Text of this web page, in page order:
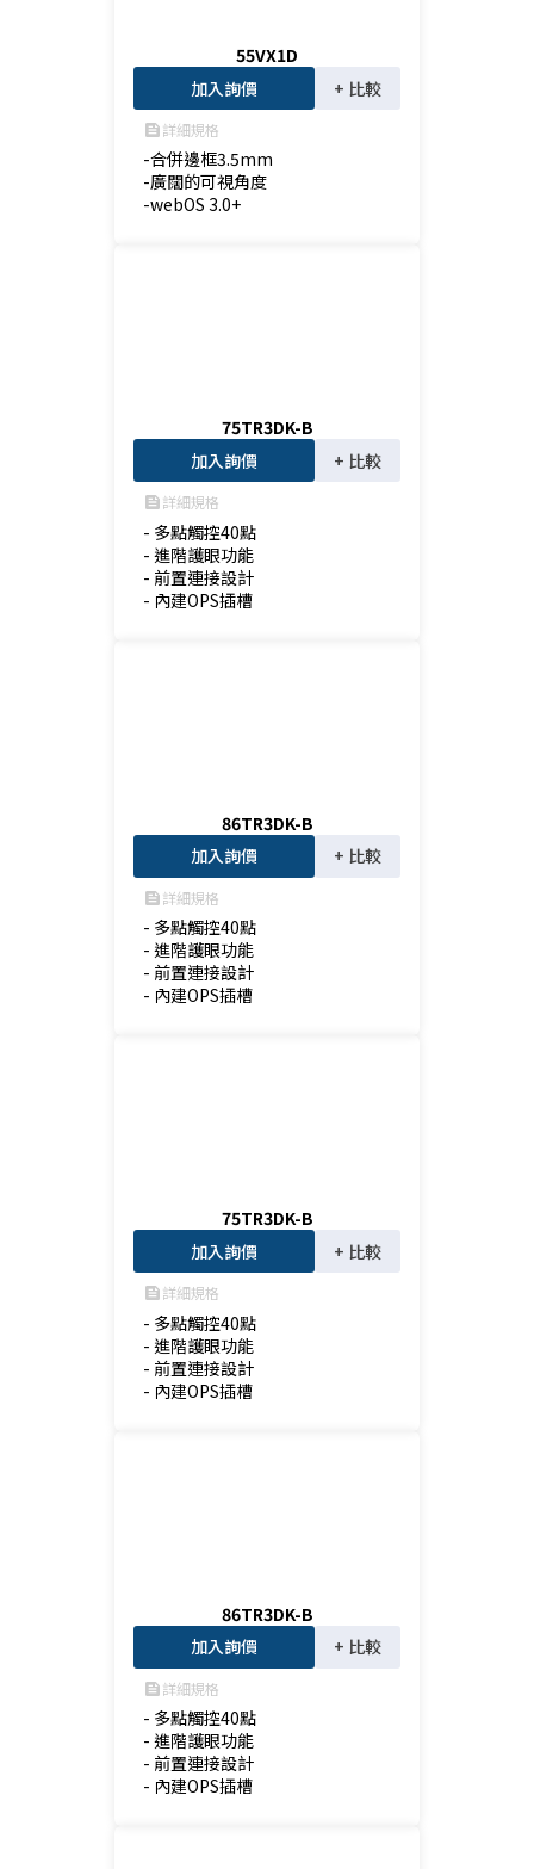
55VX1D
加入詢價
+ 比較
feed詳細規格
-合併邊框3.5mm
-廣闊的可視角度
-webOS 3.0+
75TR3DK-B
加入詢價
+ 比較
feed詳細規格
- 多點觸控40點
- 進階護眼功能
- 前置連接設計
- 內建OPS插槽
86TR3DK-B
加入詢價
+ 比較
feed詳細規格
- 多點觸控40點
- 進階護眼功能
- 前置連接設計
- 內建OPS插槽
75TR3DK-B
加入詢價
+ 比較
feed詳細規格
- 多點觸控40點
- 進階護眼功能
- 前置連接設計
- 內建OPS插槽
86TR3DK-B
加入詢價
+ 比較
feed詳細規格
- 多點觸控40點
- 進階護眼功能
- 前置連接設計
- 內建OPS插槽